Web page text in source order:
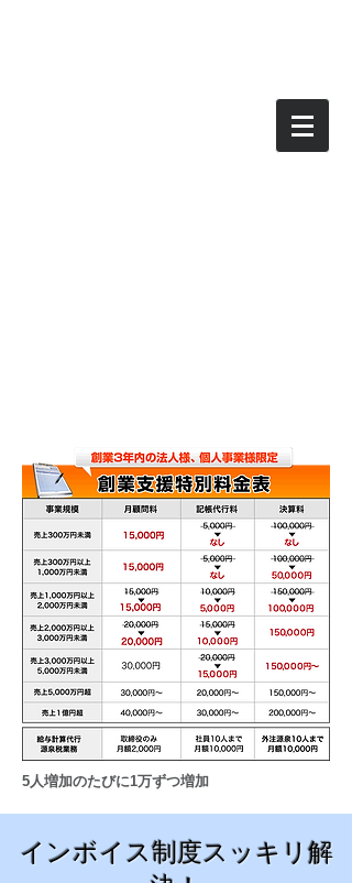
​5人増加のたびに1万ずつ増加
​インボイス制度スッキリ解